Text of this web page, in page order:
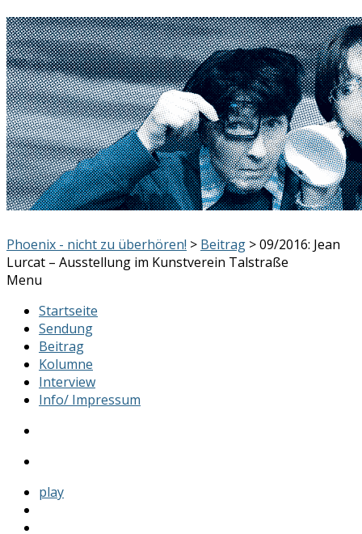
Phoenix - nicht zu überhören! > Beitrag > 09/2016: Jean
Lurcat – Ausstellung im Kunstverein Talstraße
Menu
Startseite
Sendung
Beitrag
Kolumne
Interview
Info/ Impressum
play